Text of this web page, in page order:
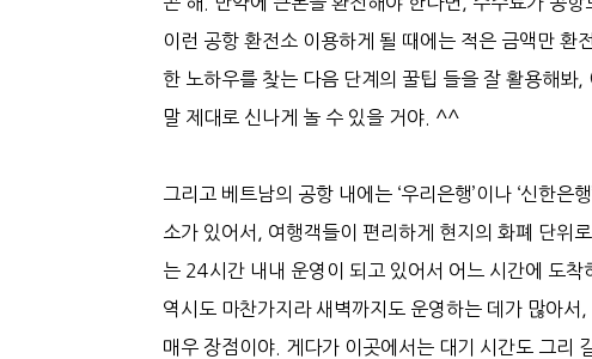
이런 공항 환전소 이용하게 될 때에는 적은 금액만
한 노하우를 찾는 다음 단계의 꿀팁 들을 잘 활용해봐
말 제대로 신나게 놀 수 있을 거야. ^^
그리고 베트남의 공항 내에는 ‘우리은행’이나 ‘신한은
소가 있어서, 여행객들이 편리하게 현지의 화폐 단위
는 24시간 내내 운영이 되고 있어서 어느 시간에 도
역시도 마찬가지라 새벽까지도 운영하는 데가 많아서
매우 장점이야. 게다가 이곳에서는 대기 시간도 그리